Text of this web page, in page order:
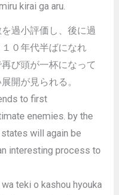
kirai ga aru.
過小評価し、後に過
０年代半ばになれ
び頭が一杯になって
開が見られる。
to first
enemies. by the
will again be
interesting process to
teki o kashou hyouka